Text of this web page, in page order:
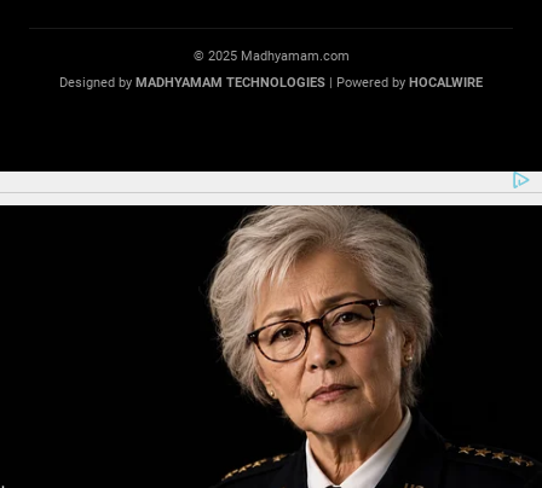
© 2025 Madhyamam.com
Designed by MADHYAMAM TECHNOLOGIES | Powered by HOCALWIRE